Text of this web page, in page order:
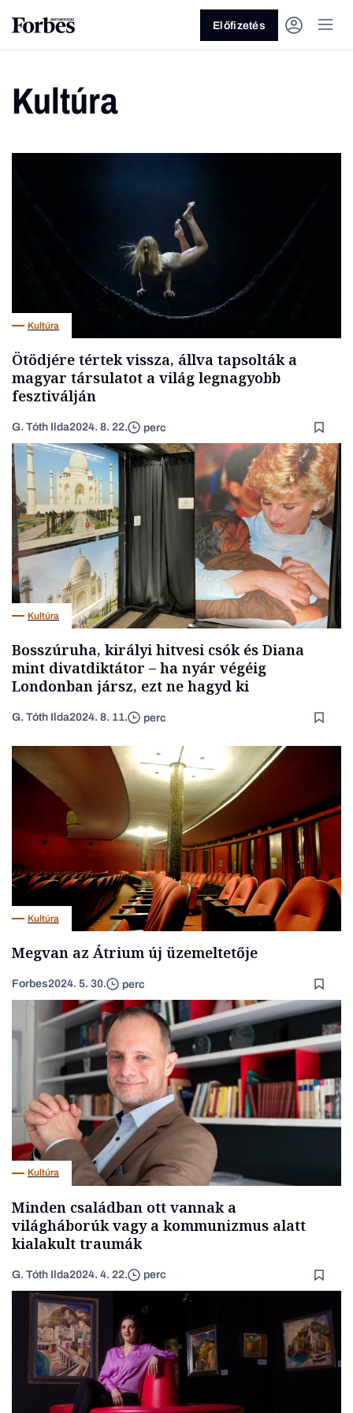
Vagy fedezze fel a következő
témákat
Pénz Zöld Legyél jobb!
Előfizetés
Kultúra
Kultúra
Ötödjére tértek vissza, állva tapsolták a
magyar társulatot a világ legnagyobb
fesztiválján
G. Tóth Ilda2024. 8. 22. perc
Kultúra
Bosszúruha, királyi hitvesi csók és Diana
mint divatdiktátor – ha nyár végéig
Londonban jársz, ezt ne hagyd ki
G. Tóth Ilda2024. 8. 11. perc
Kultúra
Megvan az Átrium új üzemeltetője
Forbes2024. 5. 30. perc
Kultúra
Minden családban ott vannak a
világháborúk vagy a kommunizmus alatt
kialakult traumák
G. Tóth Ilda2024. 4. 22. perc